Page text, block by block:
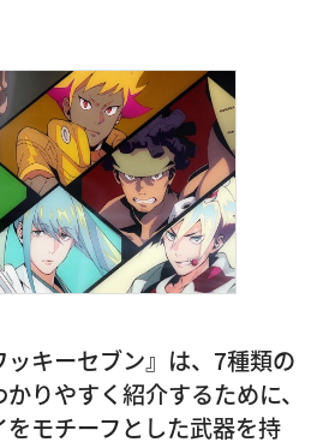
キーセブン』は、7種類の
りやすく紹介するために、
モチーフとした武器を持